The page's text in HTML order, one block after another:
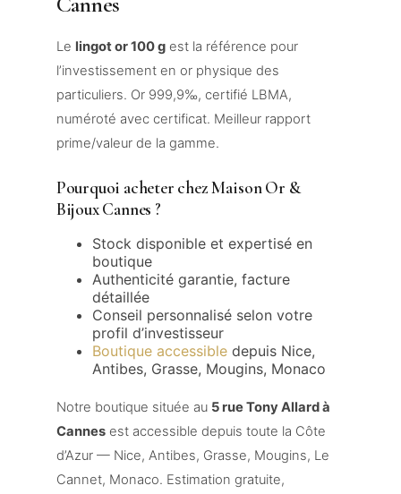
Le lingot or 100 gest la référence pour
l’investissement en or physique des
particuliers. Or 999,9‰, certifié LBMA,
numéroté avec certificat. Meilleur rapport
prime/valeur de la gamme.
Pourquoi acheter chez Maison Or &
Bijoux Cannes ?
Stock disponible et expertisé en
boutique
Authenticité garantie, facture
détaillée
Conseil personnalisé selon votre
profil d’investisseur
Boutique accessibledepuis Nice,
Antibes, Grasse, Mougins, Monaco
Notre boutique située au 5 rue Tony Allard à
Cannesest accessible depuis toute la Côte
d’Azur — Nice, Antibes, Grasse, Mougins, Le
Cannet, Monaco. Estimation gratuite,